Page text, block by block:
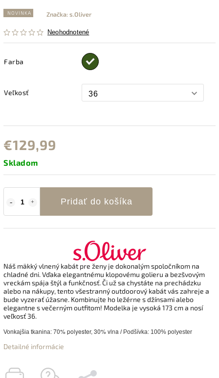
NOVINKA
Neohodnotené
Značka:s.Oliver
Farba
Veľkosť
€129,99
Skladom
Pridať do košíka
Náš mäkký vlnený kabát pre ženy je dokonalým spoločníkom na
chladné dni. Vďaka elegantnému klopovému golieru a bezšvovým
vreckám spája štýl a funkčnosť. Či už sa chystáte na prechádzku
alebo na nákupy, tento všestranný outdoorový kabát vás zahreje a
bude vyzerať úžasne. Kombinujte ho ležérne s džínsami alebo
elegantne s večerným outfitom! Modelka je vysoká 173 cm a nosí
veľkosť 36.
Vonkajšia tkanina: 70% polyester, 30% vlna / Podšívka: 100% polyester
Detailné informácie